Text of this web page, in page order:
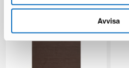
Avvisa
149 € 249 €
Du